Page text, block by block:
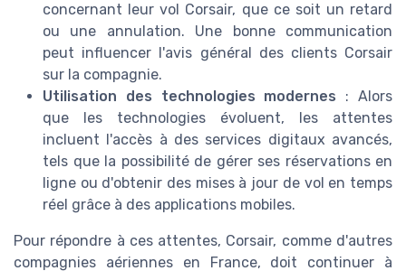
concernant leur vol Corsair, que ce soit un retard
ou une annulation. Une bonne communication
peut influencer l'avis général des clients Corsair
sur la compagnie.
Utilisation des technologies modernes : Alors
que les technologies évoluent, les attentes
incluent l'accès à des services digitaux avancés,
tels que la possibilité de gérer ses réservations en
ligne ou d'obtenir des mises à jour de vol en temps
réel grâce à des applications mobiles.
Pour répondre à ces attentes, Corsair, comme d'autres
compagnies aériennes en France, doit continuer à